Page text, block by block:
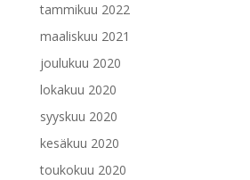
tammikuu 2022
maaliskuu 2021
joulukuu 2020
lokakuu 2020
syyskuu 2020
kesäkuu 2020
toukokuu 2020